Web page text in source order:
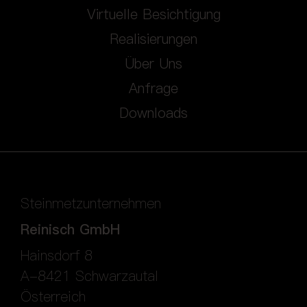
Virtuelle Besichtigung
Realisierungen
Über Uns
Anfrage
Downloads
Steinmetzunternehmen
Reinisch GmbH
Hainsdorf 8
A-8421 Schwarzautal
Österreich